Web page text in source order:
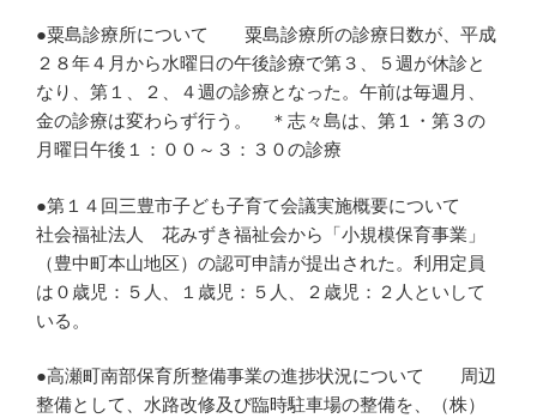
●粟島診療所について 粟島診療所の診療日数が、平成
２８年４月から水曜日の午後診療で第３、５週が休診と
なり、第１、２、４週の診療となった。午前は毎週月、
金の診療は変わらず行う。 ＊志々島は、第１・第３の
月曜日午後１：００～３：３０の診療
●第１４回三豊市子ども子育て会議実施概要について
社会福祉法人 花みずき福祉会から「小規模保育事業」
（豊中町本山地区）の認可申請が提出された。利用定員
は０歳児：５人、１歳児：５人、２歳児：２人といして
いる。
●高瀬町南部保育所整備事業の進捗状況について 周辺
整備として、水路改修及び臨時駐車場の整備を、（株）